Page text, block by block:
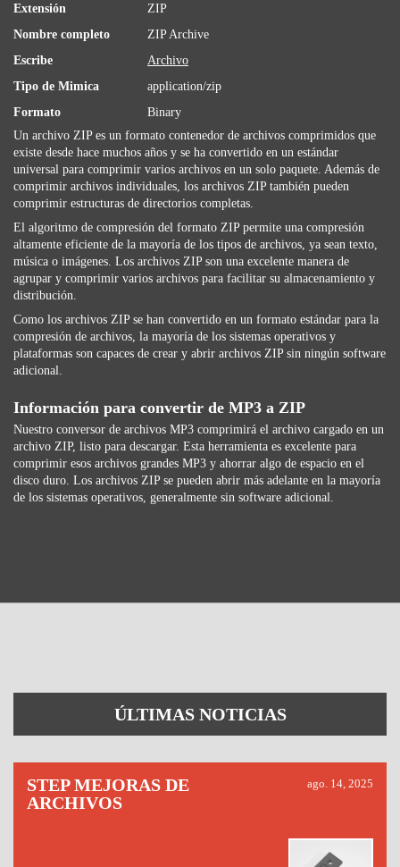
Extensión
ZIP
Nombre completo
ZIP Archive
Escribe
Archivo
Tipo de Mimica
application/zip
Formato
Binary
Un archivo ZIP es un formato contenedor de archivos comprimidos que
existe desde hace muchos años y se ha convertido en un estándar
universal para comprimir varios archivos en un solo paquete. Además de
comprimir archivos individuales, los archivos ZIP también pueden
comprimir estructuras de directorios completas.
El algoritmo de compresión del formato ZIP permite una compresión
altamente eficiente de la mayoría de los tipos de archivos, ya sean texto,
música o imágenes. Los archivos ZIP son ​​una excelente manera de
agrupar y comprimir varios archivos para facilitar su almacenamiento y
distribución.
Como los archivos ZIP se han convertido en un formato estándar para la
compresión de archivos, la mayoría de los sistemas operativos y
plataformas son capaces de crear y abrir archivos ZIP sin ningún software
adicional.
Información para convertir de MP3 a ZIP
Nuestro conversor de archivos MP3 comprimirá el archivo cargado en un
archivo ZIP, listo para descargar. Esta herramienta es excelente para
comprimir esos archivos grandes MP3 y ahorrar algo de espacio en el
disco duro. Los archivos ZIP se pueden abrir más adelante en la mayoría
de los sistemas operativos, generalmente sin software adicional.
ÚLTIMAS NOTICIAS
STEP MEJORAS DE
ARCHIVOS
ago. 14, 2025